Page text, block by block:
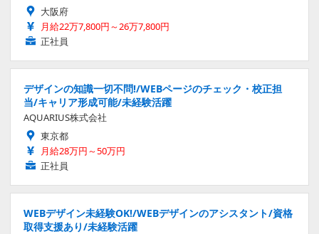
大阪府
月給22万7,800円～26万7,800円
正社員
デザインの知識一切不問!/WEBページのチェック・校正担
当/キャリア形成可能/未経験活躍
AQUARIUS株式会社
東京都
月給28万円～50万円
正社員
WEBデザイン未経験OK!/WEBデザインのアシスタント/資格
取得支援あり/未経験活躍